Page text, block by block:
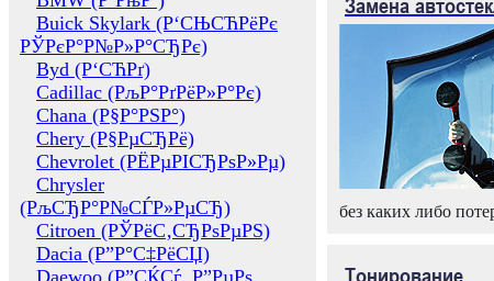
Buick Skylark (Р‘СЊСЋРёРє
РЎРєР°Р№Р»Р°СЂРє)
Byd (Р‘СЋРґ)
Cadillac (РљР°РґРёР»Р°Рє)
Chana (Р§Р°РЅР°)
Chery (Р§РµСЂРё)
Chevrolet (РЁРµРІСЂРѕР»Рµ)
Chrysler
(РљСЂР°Р№СЃР»РµСЂ)
Citroen (РЎРёС‚СЂРѕРµРЅ)
Dacia (Р”Р°С‡РёСЏ)
Daewoo (Р”СЌСѓ, Р”РµРѕ,
Замена
без каких либо
Тонирование